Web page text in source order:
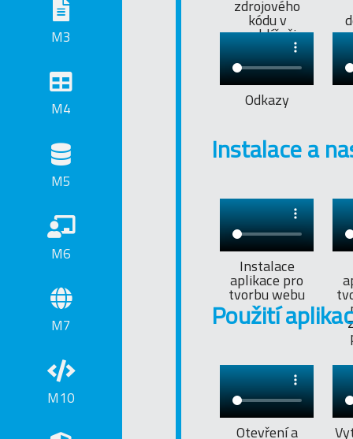
M3
M4
M5
M6
M7
M10
zdrojového
kódu v
prohlížeči
Odkazy
Instalace a
Instalace
aplikace pro
tvorbu webu
Použití
Otevření a